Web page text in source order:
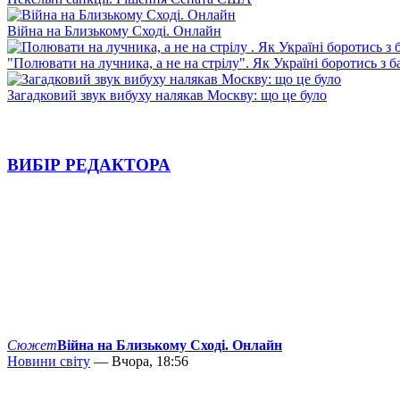
Війна на Близькому Сході. Онлайн
"Полювати на лучника, а не на стрілу". Як Україні боротись з
Загадковий звук вибуху налякав Москву: що це було
ВИБІР РЕДАКТОРА
СюжетВійна на Близькому Сході. Онлайн
Новини світу — Вчора, 18:56